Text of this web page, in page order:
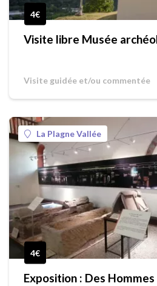
4€
Visite libre Musée
Visite guidée et/ou commentée
La Plagne Vallée
4€
Exposition : Des